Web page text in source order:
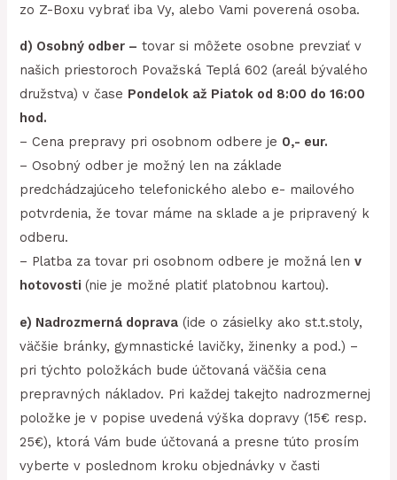
zo Z-Boxu vybrať iba Vy, alebo Vami poverená osoba.
d) Osobný odber – tovar si môžete osobne prevziať v
našich priestoroch Považská Teplá 602 (areál bývalého
družstva) v čase Pondelok až Piatok od 8:00 do 16:00
hod.
– Cena prepravy pri osobnom odbere je 0,- eur.
– Osobný odber je možný len na základe
predchádzajúceho telefonického alebo e- mailového
potvrdenia, že tovar máme na sklade a je pripravený k
odberu.
– Platba za tovar pri osobnom odbere je možná lenv
hotovosti(nie je možné platiť platobnou kartou).
e) Nadrozmerná doprava (ide o zásielky ako st.t.stoly,
väčšie bránky, gymnastické lavičky, žinenky a pod.) –
pri týchto položkách bude účtovaná väčšia cena
prepravných nákladov. Pri každej takejto nadrozmernej
položke je v popise uvedená výška dopravy (15€ resp.
25€), ktorá Vám bude účtovaná a presne túto prosím
vyberte v poslednom kroku objednávky v časti